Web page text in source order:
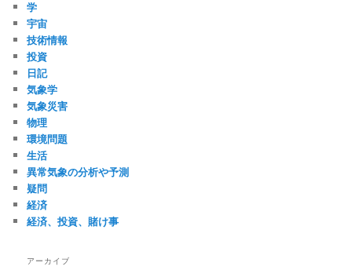
学
宇宙
技術情報
投資
日記
気象学
気象災害
物理
環境問題
生活
異常気象の分析や予測
疑問
経済
経済、投資、賭け事
アーカイブ